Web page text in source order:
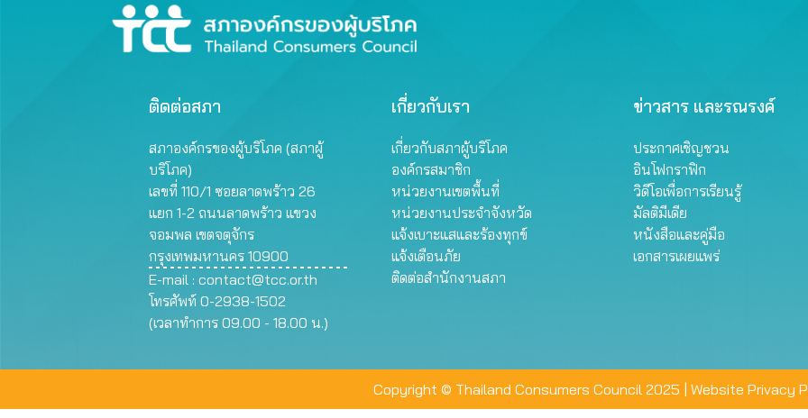
ติดต่อสภา
สภาองค์กรของผู้บริโภค (สภาผู้
บริโภค)
เลขที่ 110/1 ซอยลาดพร้าว 26
แยก 1-2 ถนนลาดพร้าว แขวง
จอมพล เขตจตุจักร
กรุงเทพมหานคร 10900
E-mail : contact@tcc.or.th
โทรศัพท์ 0-2938-1502
(เวลาทำการ 09.00 - 18.00 น.)
เกี่ยวกับเรา
เกี่ยวกับสภาผู้บริโภค
องค์กรสมาชิก
หน่วยงานเขตพื้นที่
หน่วยงานประจำจังหวัด
แจ้งเบาะแสและร้องทุกข์
แจ้งเตือนภัย
ติดต่อสำนักงานสภา
ข่าวสาร และรณรงค์
ประกาศเชิญชวน
อินโฟกราฟิก
วิดีโอเพื่อการเรียนรู้
มัลติมีเดีย
หนังสือและคู่มือ
เอกสารเผยแพร่
Copyright © Thailand Consumers Council 2025 | Website Privacy